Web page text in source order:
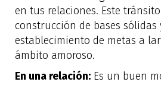
en tus relaciones. Este
construcción de bases sólidas
establecimiento de metas a
ámbito amoroso.
En una relación: Es un buen